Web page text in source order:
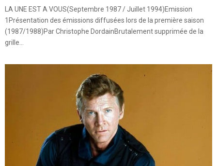
LA UNE EST A VOUS(Septembre 1987 / Juillet 1994)Emission
1Présentation des émissions diffusées lors de la première saison
(1987/1988)Par Christophe DordainBrutalement supprimée de la
grille...